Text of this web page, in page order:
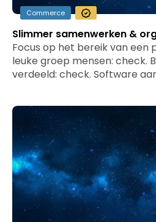
Commerce
Slimmer samenwerken &
Focus op het bereik van een
leuke groep mensen: check.
verdeeld: check. Software